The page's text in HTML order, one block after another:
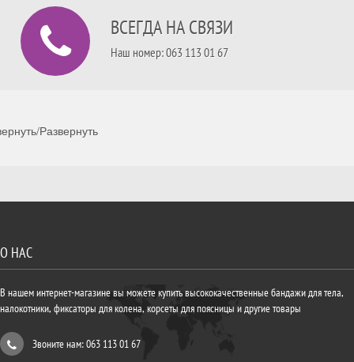
ВСЕГДА НА СВЯЗИ
Наш номер: 063 113 01 67
Развернуть
О НАС
В нашем интернет-магазине вы можете купить высококачественные бандажи для тела,
налокотники, фиксаторы для колена, корсеты для поясницы и другие товары
Звоните нам: 063 113 01 67